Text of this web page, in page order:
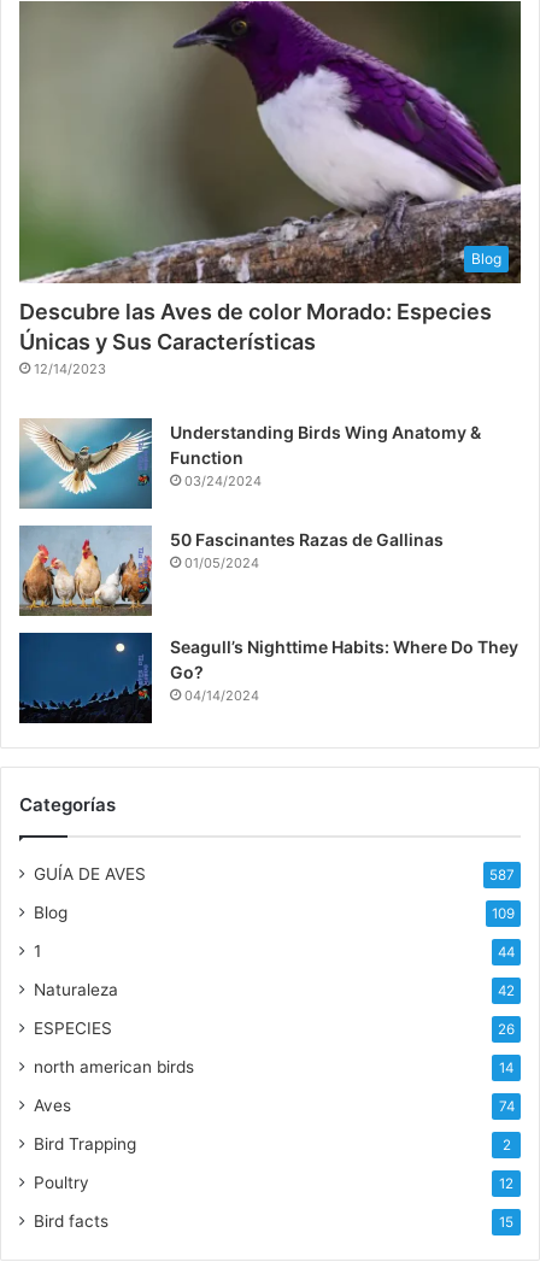
Blog
Descubre las Aves de color Morado: Especies
Únicas y Sus Características
12/14/2023
Understanding Birds Wing Anatomy &
Function
03/24/2024
50 Fascinantes Razas de Gallinas
01/05/2024
Seagull’s Nighttime Habits: Where Do They
Go?
04/14/2024
Categorías
GUÍA DE AVES 587
Blog 109
1 44
Naturaleza 42
ESPECIES 26
north american birds 14
Aves 74
Bird Trapping 2
Poultry 12
Bird facts 15